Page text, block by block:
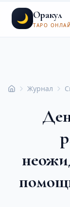
🌙 Оракул
ТАРО
ГлавнаяЖурнал